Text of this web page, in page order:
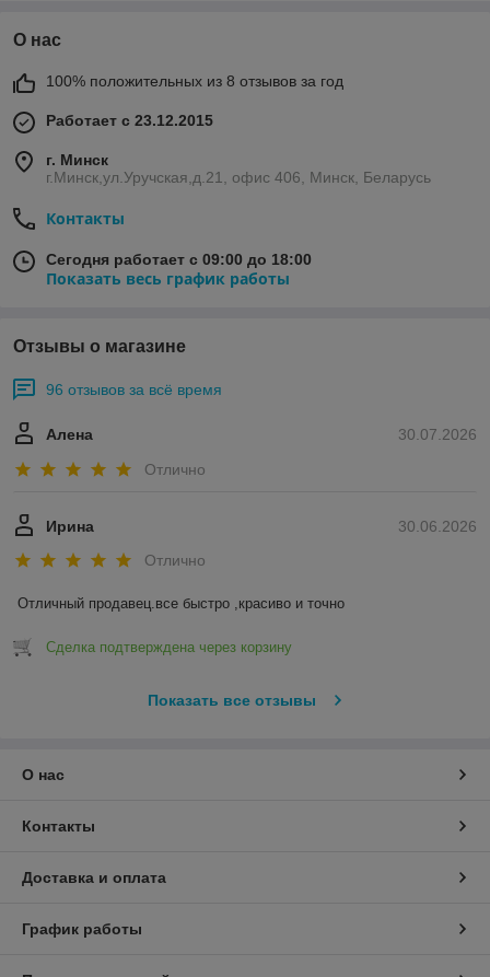
О нас
100% положительных из 8 отзывов за год
Работает с 23.12.2015
г. Минск
г.Минск,ул.Уручская,д.21, офис 406, Минск, Беларусь
Контакты
Сегодня работает с 09:00 до 18:00
Показать весь график работы
Отзывы о магазине
96 отзывов за всё время
30.07.2026
Алена
Отлично
30.06.2026
Ирина
Отлично
Отличный продавец.все быстро ,красиво и точно
Сделка подтверждена через корзину
Показать все отзывы
О нас
Контакты
Доставка и оплата
График работы